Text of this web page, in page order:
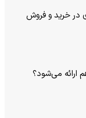
در خرید و فروش
ارائه می‌شود؟